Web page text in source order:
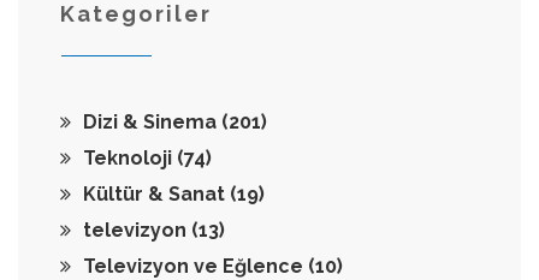
Kategoriler
Dizi & Sinema (201)
Teknoloji (74)
Kültür & Sanat (19)
televizyon (13)
Televizyon ve Eğlence (10)